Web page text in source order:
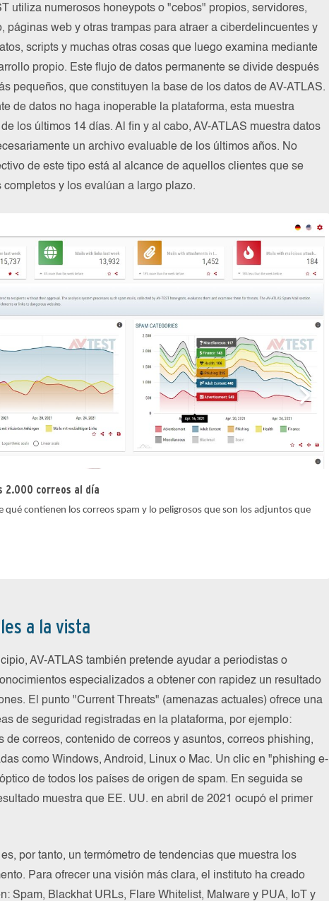
utiliza numerosos honeypots o "cebos" propios, servidores,
páginas web y otras trampas para atraer a ciberdelincuentes y
scripts y muchas otras cosas que luego examina mediante
propio. Este flujo de datos permanente se divide después
pequeños, que constituyen la base de los datos de AV-ATLAS.
de datos no haga inoperable la plataforma, esta muestra
los últimos 14 días. Al fin y al cabo, AV-ATLAS muestra datos
un archivo evaluable de los últimos años. No
de este tipo está al alcance de aquellos clientes que se
y los evalúan a largo plazo.
2.000 correos al día
qué contienen los correos spam y lo peligrosos que son los adjuntos que
a la vista
AV-ATLAS también pretende ayudar a periodistas o
especializados a obtener con rapidez un resultado
El punto "Current Threats" (amenazas actuales) ofrece una
de seguridad registradas en la plataforma, por ejemplo:
de correos, contenido de correos y asuntos, correos phishing,
como Windows, Android, Linux o Mac. Un clic en "phishing e-
de todos los países de origen de spam. En seguida se
muestra que EE. UU. en abril de 2021 ocupó el primer
es, por tanto, un termómetro de tendencias que muestra los
Para ofrecer una visión más clara, el instituto ha creado
Spam, Blackhat URLs, Flare Whitelist, Malware y PUA, IoT y